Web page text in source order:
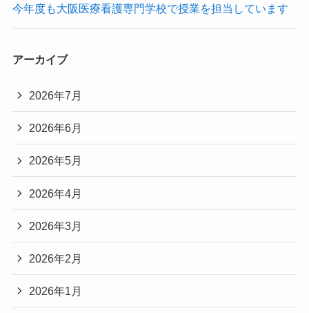
今年度も大阪医療看護専門学校で授業を担当しています
アーカイブ
2026年7月
2026年6月
2026年5月
2026年4月
2026年3月
2026年2月
2026年1月